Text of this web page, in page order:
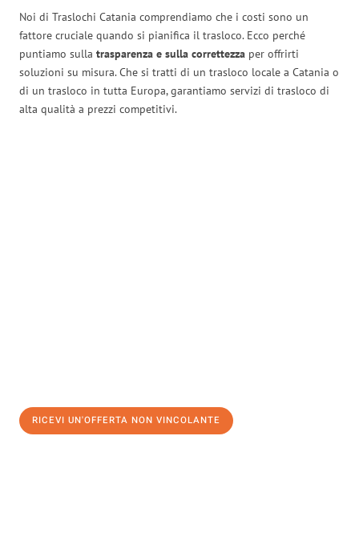
Noi di Traslochi Catania comprendiamo che i costi sono un
fattore cruciale quando si pianifica il trasloco. Ecco perché
puntiamo sulla trasparenza e sulla correttezza per offrirti
soluzioni su misura. Che si tratti di un trasloco locale a Catania o
di un trasloco in tutta Europa, garantiamo servizi di trasloco di
alta qualità a prezzi competitivi.
RICEVI UN'OFFERTA NON VINCOLANTE